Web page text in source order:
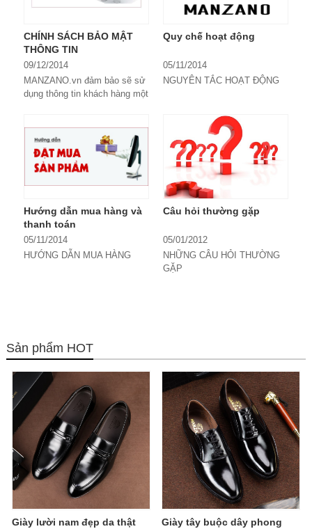
gian qua, tiến tới đưa thương
hiệu đồ da Việt Nam ra thị
trường quốc tế.
CHÍNH SÁCH BẢO MẬT
THÔNG TIN
09/12/2014
MANZANO.vn đảm bảo sẽ sử
dụng thông tin khách hàng một
lượng dịch vụ và đem lại cho
Quý Khách Hàng những trải
nghiệm thú vị khi mua sắm tại
trang web chúng tôi.
Quy chế hoạt động
05/11/2014
NGUYÊN TẮC HOẠT ĐỘNG
MANZANO.vn cung cấp các
dịch vụ trực tuyến cho Khách
hàng có...
Hướng dẫn mua hàng và
thanh toán
05/11/2014
HƯỚNG DẪN MUA HÀNG
Bước 2. Điền...
Câu hỏi thường gặp
05/01/2012
NHỮNG CÂU HỎI THƯỜNG
GẶP
Sản phẩm HOT
Giày lười nam đẹp da thật
Giày tây buộc dây phong